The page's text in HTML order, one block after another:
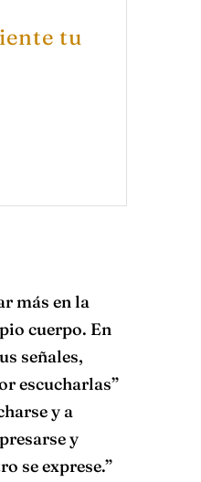
tu
más en la
cuerpo. En
señales,
escucharlas”
y a
y
se exprese.”